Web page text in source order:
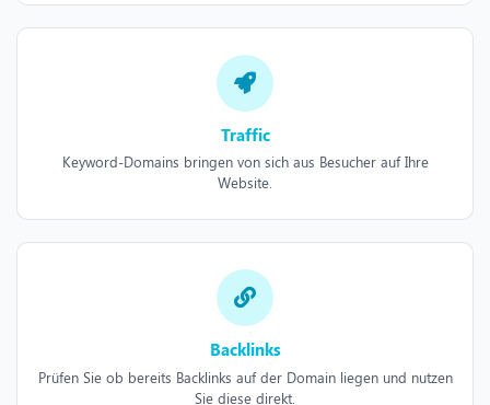
Traffic
Keyword-Domains bringen von sich aus Besucher auf Ihre
Website.
Backlinks
Prüfen Sie ob bereits Backlinks auf der Domain liegen und nutzen
Sie diese direkt.